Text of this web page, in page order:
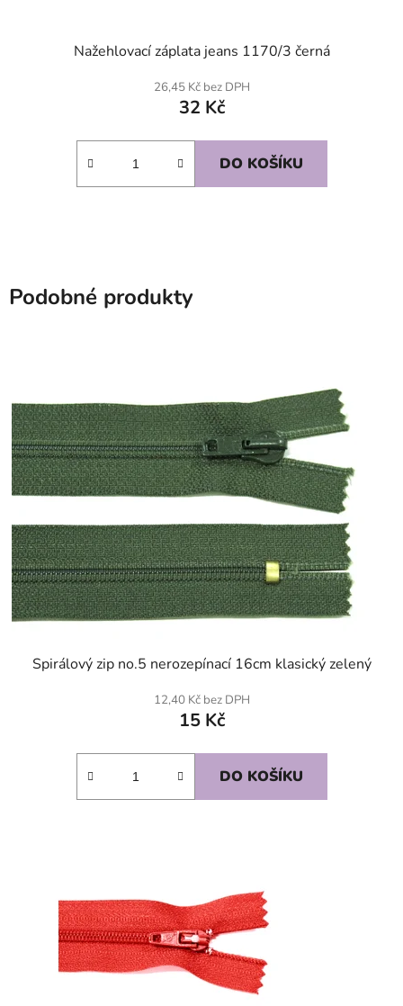
Nažehlovací záplata jeans 1170/3 černá
26,45 Kč bez DPH
32 Kč
DO KOŠÍKU
Podobné produkty
Spirálový zip no.5 nerozepínací 16cm klasický zelený
12,40 Kč bez DPH
15 Kč
DO KOŠÍKU